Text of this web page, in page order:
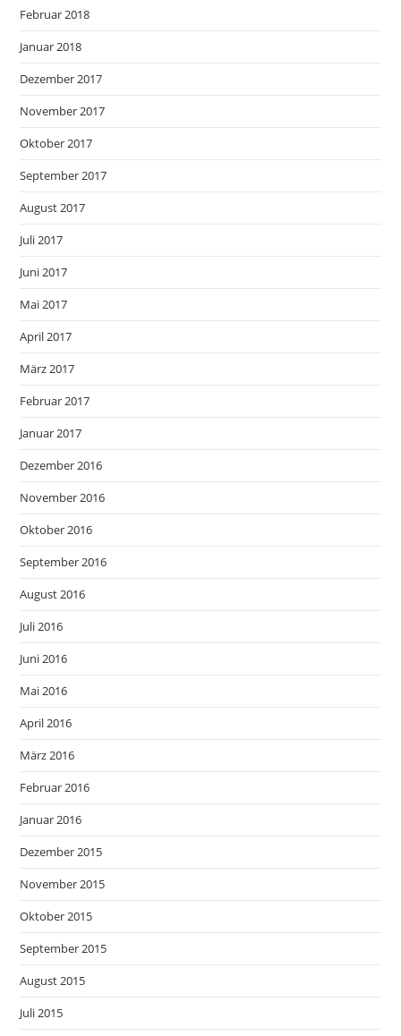
Februar 2018
Januar 2018
Dezember 2017
November 2017
Oktober 2017
September 2017
August 2017
Juli 2017
Juni 2017
Mai 2017
April 2017
März 2017
Februar 2017
Januar 2017
Dezember 2016
November 2016
Oktober 2016
September 2016
August 2016
Juli 2016
Juni 2016
Mai 2016
April 2016
März 2016
Februar 2016
Januar 2016
Dezember 2015
November 2015
Oktober 2015
September 2015
August 2015
Juli 2015